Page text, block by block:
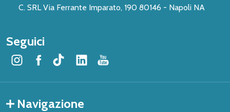
C. SRL Via Ferrante Imparato, 190 80146 - Napoli NA
Seguici
Navigazione